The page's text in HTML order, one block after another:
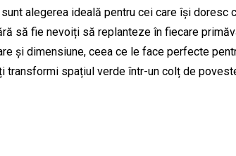
alegerea ideală pentru cei care își doresc
să fie nevoiți să replanteze în fiecare
și dimensiune, ceea ce le face perfecte
transformi spațiul verde într-un colț de